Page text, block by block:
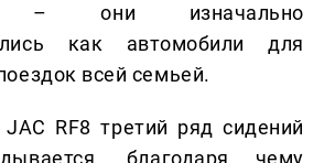
– они изначально
как автомобили для
всей семьей.
RF8 третий ряд сидений
благодаря чему